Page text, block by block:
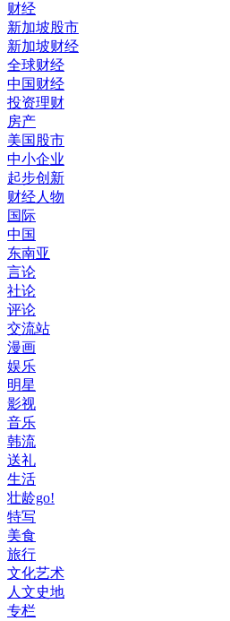
财经
新加坡股市
新加坡财经
全球财经
中国财经
投资理财
房产
美国股市
中小企业
起步创新
财经人物
国际
中国
东南亚
言论
社论
评论
交流站
漫画
娱乐
明星
影视
音乐
韩流
送礼
生活
壮龄go!
特写
美食
旅行
文化艺术
人文史地
专栏